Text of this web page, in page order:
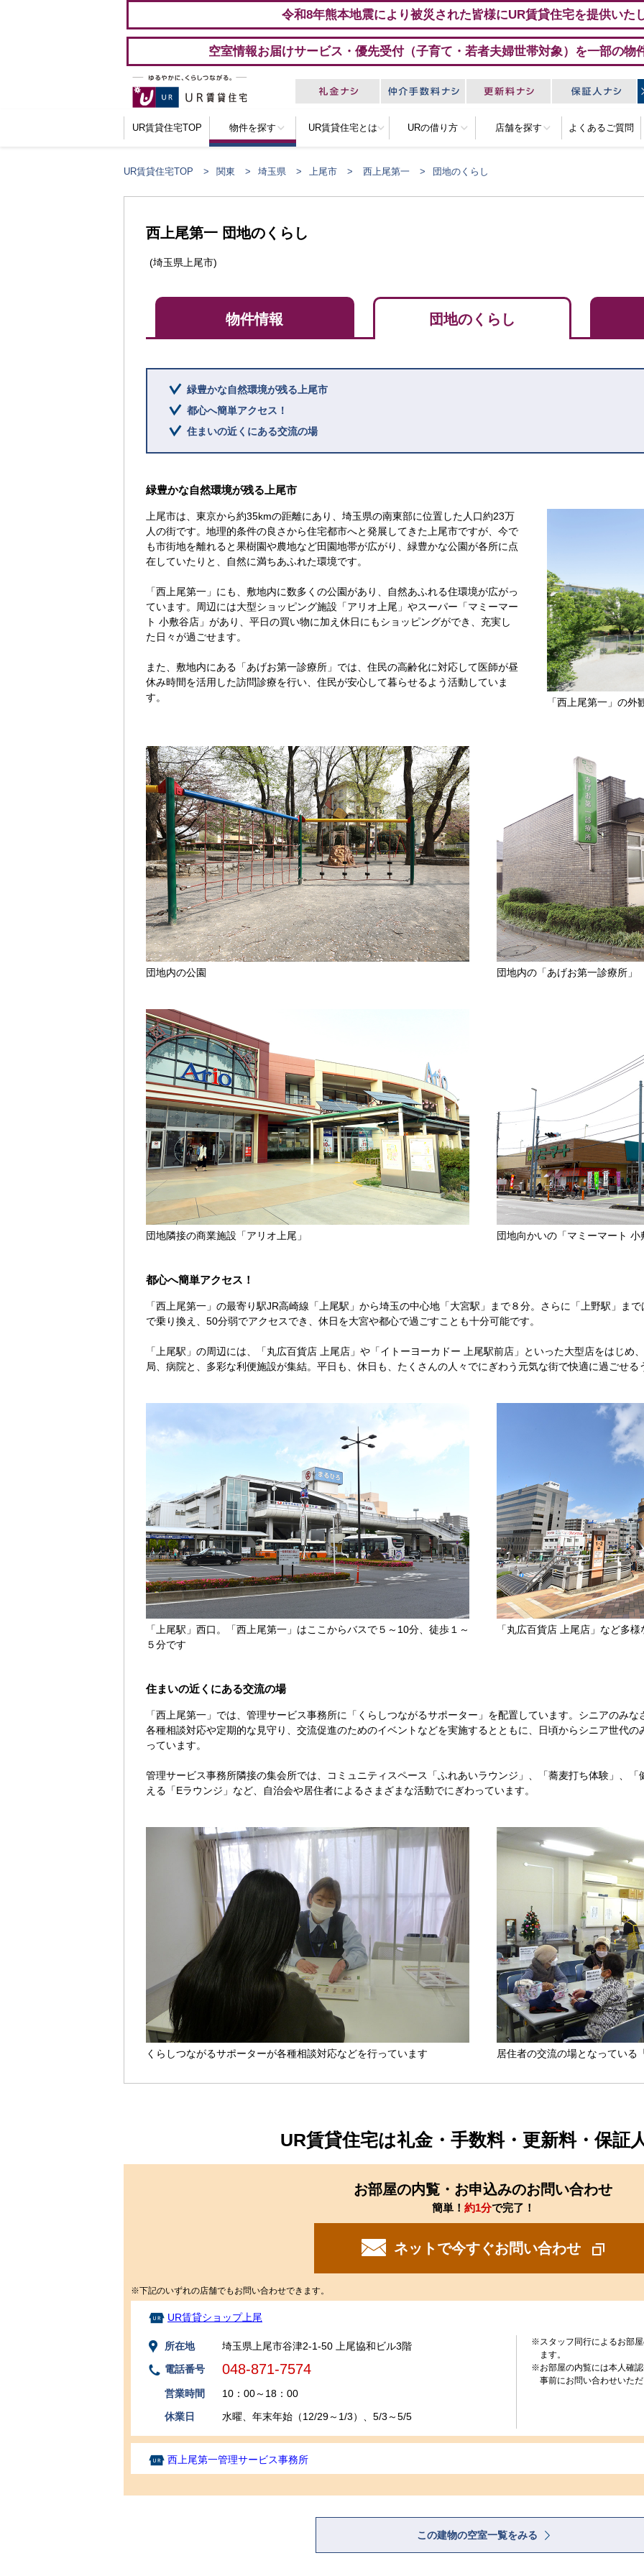
令和8年熊本地震により被災された皆様にUR賃貸住宅を提供いた
空室情報お届けサービス・優先受付（子育て・若者夫婦世帯対象）を一部の物
UR賃貸住宅TOP 物件を探す UR賃貸住宅とは URの借り方 店舗を探す よくあるご質問
UR賃貸住宅TOP 関東 埼玉県 上尾市 西上尾第一 団地のくらし
西上尾第一 団地のくらし
(埼玉県上尾市)
物件情報 団地のくらし
緑豊かな自然環境が残る上尾市
都心へ簡単アクセス！
住まいの近くにある交流の場
緑豊かな自然環境が残る上尾市
「西上尾第一」の外
上尾市は、東京から約35kmの距離にあり、埼玉県の南東部に位置した人口約23万
人の街です。地理的条件の良さから住宅都市へと発展してきた上尾市ですが、今で
も市街地を離れると果樹園や農地など田園地帯が広がり、緑豊かな公園が各所に点
在していたりと、自然に満ちあふれた環境です。
「西上尾第一」にも、敷地内に数多くの公園があり、自然あふれる住環境が広がっ
ています。周辺には大型ショッピング施設「アリオ上尾」やスーパー「マミーマー
ト 小敷谷店」があり、平日の買い物に加え休日にもショッピングができ、充実し
た日々が過ごせます。
また、敷地内にある「あげお第一診療所」では、住民の高齢化に対応して医師が昼
休み時間を活用した訪問診療を行い、住民が安心して暮らせるよう活動していま
す。
団地内の公園 団地内の「あげお第一診療所」
団地隣接の商業施設「アリオ上尾」 団地向かいの「マミーマート 小
都心へ簡単アクセス！
「西上尾第一」の最寄り駅JR高崎線「上尾駅」から埼玉の中心地「大宮駅」まで８分。さらに「上野駅」ま
で乗り換え、50分弱でアクセスでき、休日を大宮や都心で過ごすことも十分可能です。
「上尾駅」の周辺には、「丸広百貨店 上尾店」や「イトーヨーカドー 上尾駅前店」といった大型店をはじめ
局、病院と、多彩な利便施設が集結。平日も、休日も、たくさんの人々でにぎわう元気な街で快適に過ごせる
「上尾駅」西口。「西上尾第一」はここからバスで５～10分、徒歩１～
５分です
「丸広百貨店 上尾店」など多
住まいの近くにある交流の場
「西上尾第一」では、管理サービス事務所に「くらしつながるサポーター」を配置しています。シニアのみ
各種相談対応や定期的な見守り、交流促進のためのイベントなどを実施するとともに、日頃からシニア世代
っています。
管理サービス事務所隣接の集会所では、コミュニティスペース「ふれあいラウンジ」、「蕎麦打ち体験」、
える「Eラウンジ」など、自治会や居住者によるさまざまな活動でにぎわっています。
くらしつながるサポーターが各種相談対応などを行っています 居住者の交流の場となっている
UR賃貸住宅は礼金・手数料・更新料・保証
お部屋の内覧・お申込みのお問い合わせ
簡単！ 約1分で完了！
ネットで今すぐお問い合わせ
※下記のいずれの店舗でもお問い合わせできます。
UR賃貸ショップ上尾
所在地
埼玉県上尾市谷津2-1-50 上尾協和ビル3階
電話番号
048-871-7574
営業時間
10：00～18：00
休業日
水曜、年末年始（12/29～1/3）、5/3～5/5
※スタッフ同行によるお部
ます。
※お部屋の内覧には本人確
事前にお問い合わせいた
西上尾第一管理サービス事務所
この建物の空室一覧をみる